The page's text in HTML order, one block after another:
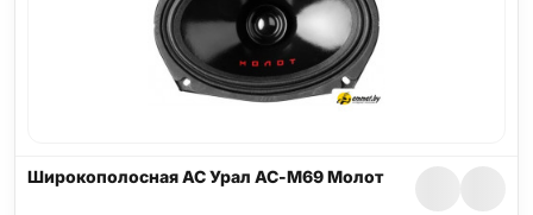
Широкополосная АС Урал АС-М69 Молот